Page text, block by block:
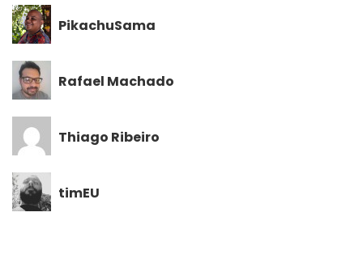
PikachuSama
Rafael Machado
Thiago Ribeiro
timEU